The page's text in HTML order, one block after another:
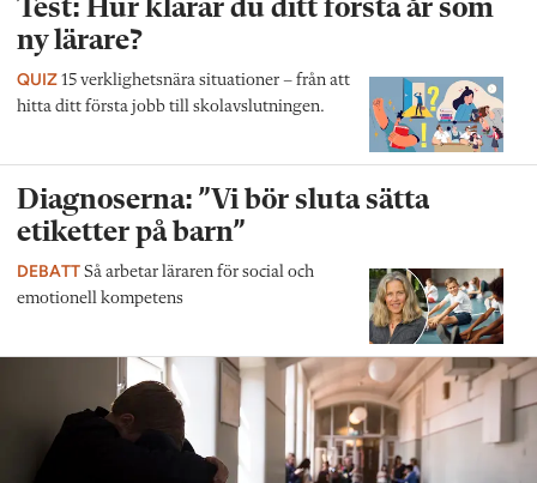
Test: Hur klarar du ditt första år som
ny lärare?
QUIZ 15 verklighetsnära situationer – från att
hitta ditt första jobb till skolavslutningen.
Diagnoserna: ”Vi bör sluta sätta
etiketter på barn”
DEBATT Så arbetar läraren för social och
emotionell kompetens